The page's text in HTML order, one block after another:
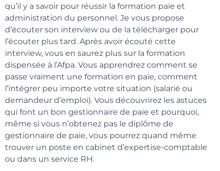
qu’il y a savoir pour réussir la formation paie et
administration du personnel. Je vous propose
d’écouter son interview ou de la télécharger pour
l’écouter plus tard. Après avoir écouté cette
interview, vous en saurez plus sur la formation
dispensée à l’Afpa. Vous apprendrez comment se
passe vraiment une formation en paie, comment
l’intégrer peu importe votre situation (salarié ou
demandeur d’emploi). Vous découvrirez les astuces
qui font un bon gestionnaire de paie et pourquoi,
même si vous n’obtenez pas le diplôme de
gestionnaire de paie, vous pourrez quand même
trouver un poste en cabinet d’expertise-comptable
ou dans un service RH.